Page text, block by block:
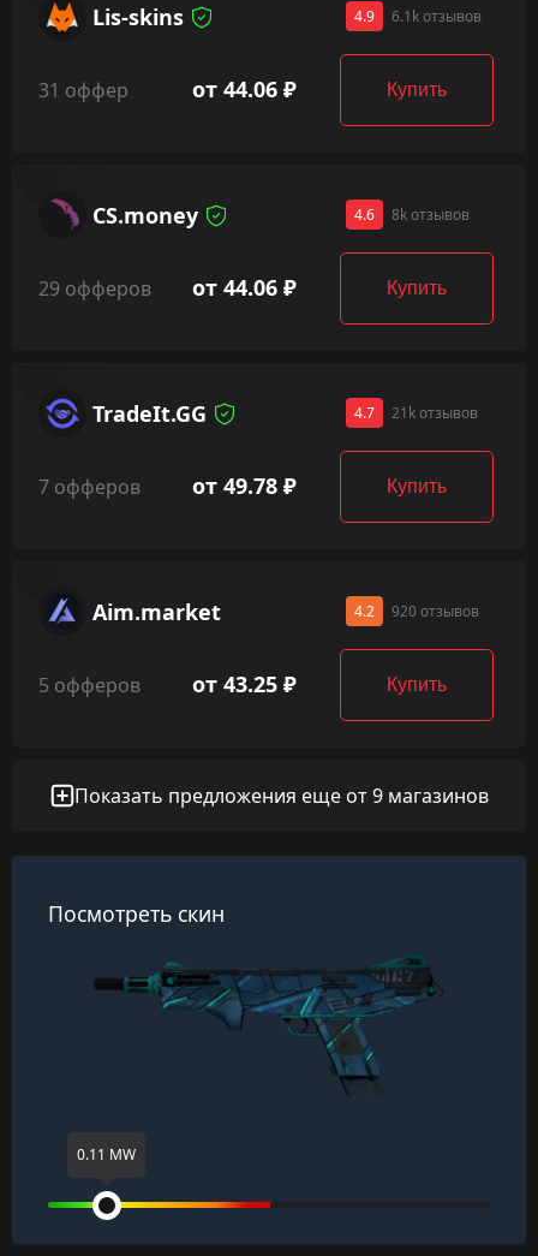
Lis-skins 4.9 6.1k отзывов
31 оффер от 44.06 ₽ Купить
CS.money 4.6 8k отзывов
29 офферов от 44.06 ₽ Купить
TradeIt.GG 4.7 21k отзывов
7 офферов от 49.78 ₽ Купить
Aim.market 4.2 920 отзывов
5 офферов от 43.25 ₽ Купить
Показать предложения еще от 9 магазинов
Посмотреть скин
0.11 MW